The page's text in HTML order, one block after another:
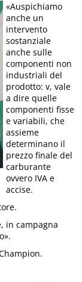
«Auspichiamo
anche un
intervento
sostanziale
anche sulle
componenti non
industriali del
prodotto: v, vale
a dire quelle
componenti fisse
e variabili, che
assieme
determinano il
prezzo finale del
carburante
ovvero IVA e
accise.
in campagna